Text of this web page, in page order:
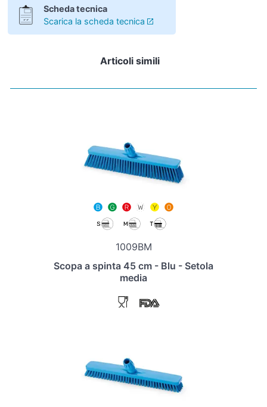
Scheda tecnica
Scarica la scheda tecnica
Articoli simili
1009BM
Scopa a spinta 45 cm - Blu - Setola
media